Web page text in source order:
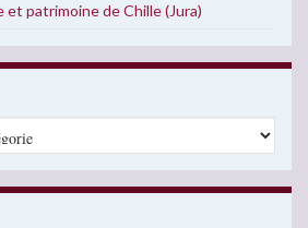
et patrimoine de Chille (Jura)